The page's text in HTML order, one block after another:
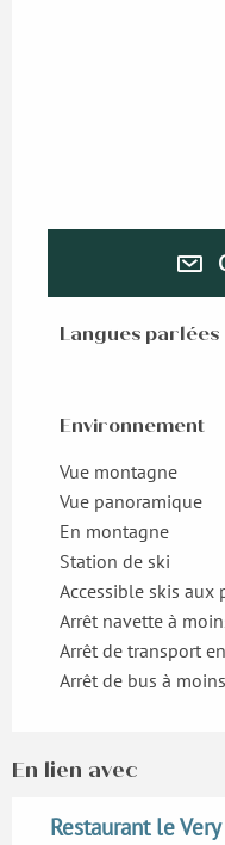
Langues parlées
Langues parlées
Environnement
Environnement
Vue montagne
Vue panoramique
En montagne
Station de ski
Accessible skis aux
Arrêt navette à
Arrêt de transport
Arrêt de bus à
En lien avec
Restaurant le Very